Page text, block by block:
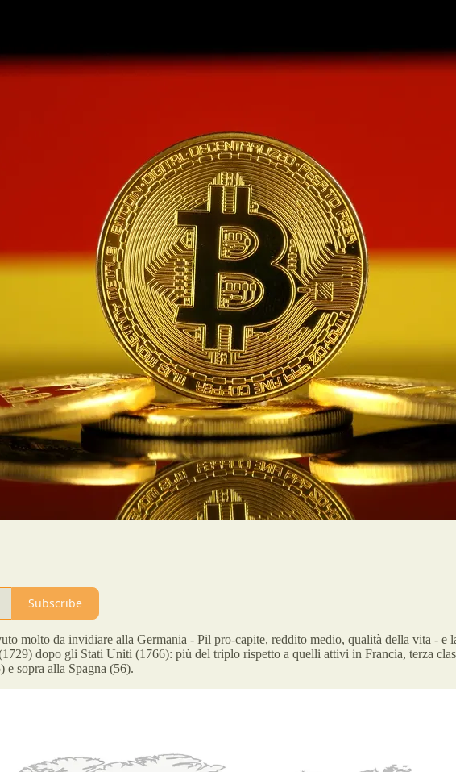
Subscribe
molto da invidiare alla Germania - Pil pro-capite, reddito medio, qualità della vita - e
dopo gli Stati Uniti (1766): più del triplo rispetto a quelli attivi in Francia, terza
e sopra alla Spagna (56).